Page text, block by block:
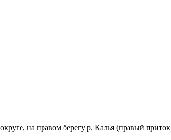
на правом берегу р. Калья (правый